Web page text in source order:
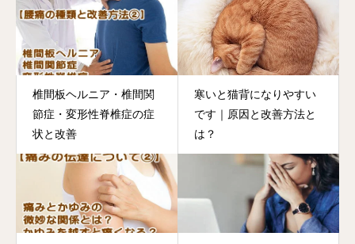
椎間板ヘルニア・椎間関
節症・変形性脊椎症の症
状と改善
寒いと猫背になりやすい
です｜原因と改善方法と
は？